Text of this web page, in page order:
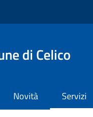
di Celico
Novità Servizi